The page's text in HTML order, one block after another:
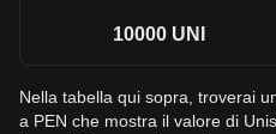
10000 UNI
Nella tabella qui sopra, troverai
a PEN che mostra il valore di